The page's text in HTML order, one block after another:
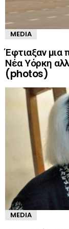
MEDIA
Έφτιαξαν μια
Νέα Υόρκη
(photos)
MEDIA